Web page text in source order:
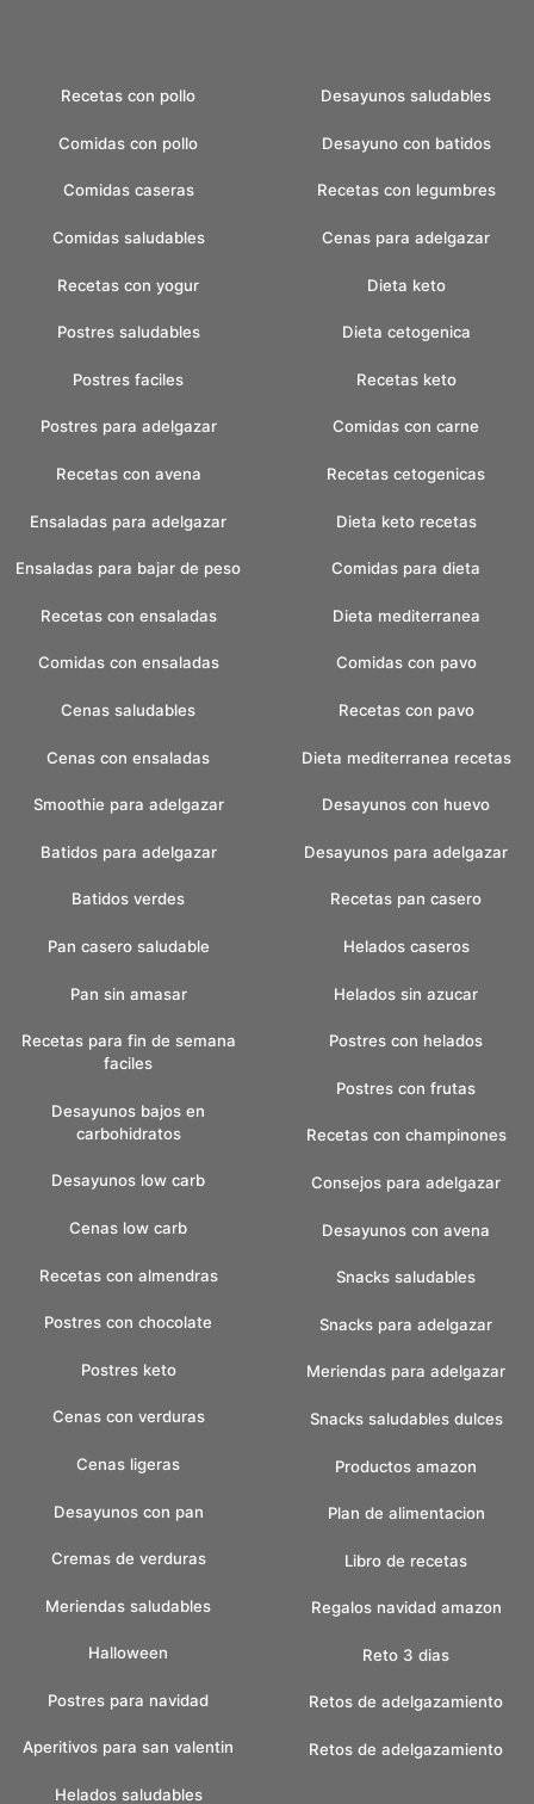
Recetas con pollo
Comidas con pollo
Comidas caseras
Comidas saludables
Recetas con yogur
Postres saludables
Postres faciles
Postres para adelgazar
Recetas con avena
Ensaladas para adelgazar
Ensaladas para bajar de peso
Recetas con ensaladas
Comidas con ensaladas
Cenas saludables
Cenas con ensaladas
Smoothie para adelgazar
Batidos para adelgazar
Batidos verdes
Desayunos saludables
Desayuno con batidos
Recetas con legumbres
Cenas para adelgazar
Dieta keto
Dieta cetogenica
Recetas keto
Comidas con carne
Recetas cetogenicas
Dieta keto recetas
Comidas para dieta
Dieta mediterranea
Comidas con pavo
Recetas con pavo
Dieta mediterranea recetas
Desayunos con huevo
Desayunos para adelgazar
Recetas pan casero
Pan casero saludable
Pan sin amasar
Recetas para fin de semana
faciles
Desayunos bajos en
carbohidratos
Desayunos low carb
Cenas low carb
Recetas con almendras
Postres con chocolate
Postres keto
Cenas con verduras
Cenas ligeras
Desayunos con pan
Cremas de verduras
Meriendas saludables
Halloween
Postres para navidad
Aperitivos para san valentin
Helados saludables
Helados caseros
Helados sin azucar
Postres con helados
Postres con frutas
Recetas con champinones
Consejos para adelgazar
Desayunos con avena
Snacks saludables
Snacks para adelgazar
Meriendas para adelgazar
Snacks saludables dulces
Productos amazon
Plan de alimentacion
Libro de recetas
Regalos navidad amazon
Reto 3 dias
Retos de adelgazamiento
Retos de adelgazamiento